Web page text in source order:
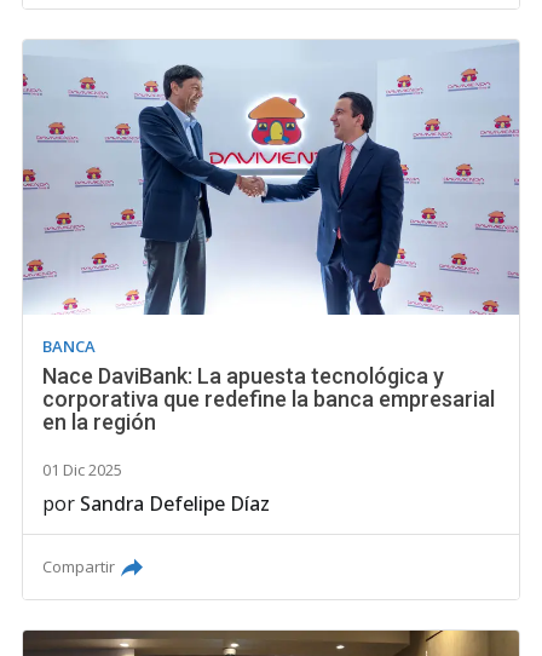
BANCA
Nace DaviBank: La apuesta tecnológica y
corporativa que redefine la banca empresarial
en la región
01 Dic 2025
por Sandra Defelipe Díaz
Compartir